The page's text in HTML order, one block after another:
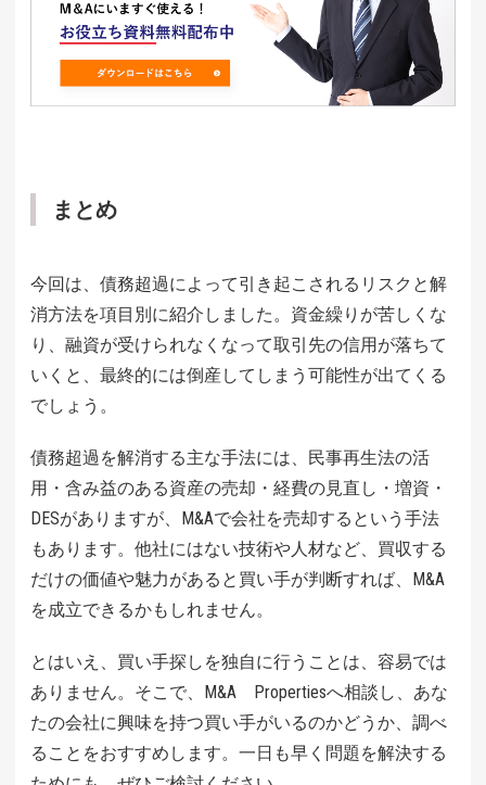
まとめ
今回は、債務超過によって引き起こされるリスクと解
消方法を項目別に紹介しました。資金繰りが苦しくな
り、融資が受けられなくなって取引先の信用が落ちて
いくと、最終的には倒産してしまう可能性が出てくる
でしょう。
債務超過を解消する主な手法には、民事再生法の活
用・含み益のある資産の売却・経費の見直し・増資・
DESがありますが、M&Aで会社を売却するという手法
もあります。他社にはない技術や人材など、買収する
だけの価値や魅力があると買い手が判断すれば、M&A
を成立できるかもしれません。
とはいえ、買い手探しを独自に行うことは、容易では
ありません。そこで、M&A Propertiesへ相談し、あな
たの会社に興味を持つ買い手がいるのかどうか、調べ
ることをおすすめします。一日も早く問題を解決する